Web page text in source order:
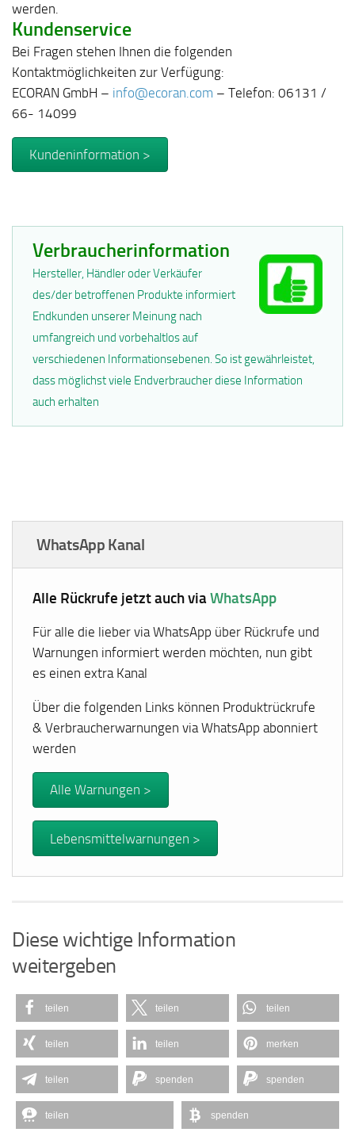
werden.
Kundenservice
Bei Fragen stehen Ihnen die folgenden
Kontaktmöglichkeiten zur Verfügung:
ECORAN GmbH – info@ecoran.com – Telefon: 06131 /
66- 14099
Kundeninformation >
Verbraucherinformation
Hersteller, Händler oder Verkäufer
des/der betroffenen Produkte informiert
Endkunden unserer Meinung nach
umfangreich und vorbehaltlos auf
verschiedenen Informationsebenen. So ist gewährleistet,
dass möglichst viele Endverbraucher diese Information
auch erhalten
WhatsApp Kanal
Alle Rückrufe jetzt auch viaWhatsApp
Für alle die lieber via WhatsApp über Rückrufe und
Warnungen informiert werden möchten, nun gibt
es einen extra Kanal
Über die folgenden Links können Produktrückrufe
& Verbraucherwarnungen via WhatsApp abonniert
werden
Alle Warnungen >
Lebensmittelwarnungen >
Diese wichtige Information
weitergeben
teilen teilen teilen
teilen teilen merken
teilen spenden spenden
teilen spenden